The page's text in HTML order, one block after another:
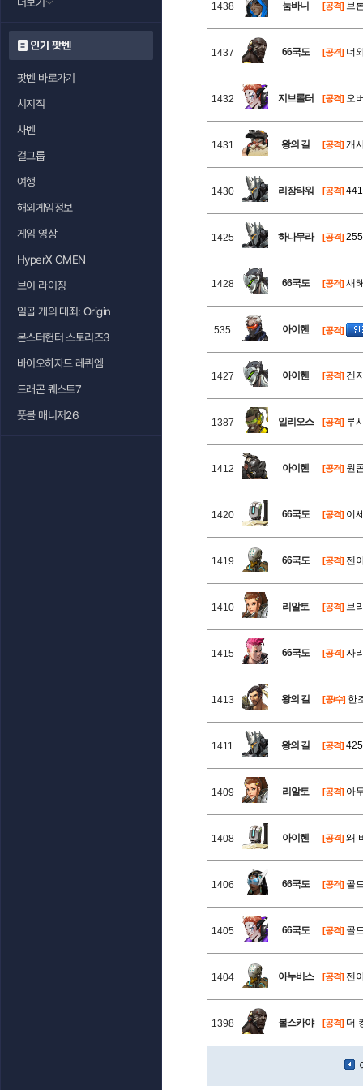
인기 팟벤
팟벤 바로가기
치지직
차벤
걸그룹
여행
해외게임정보
게임 영상
HyperX OMEN
브이 라이징
일곱 개의 대죄: Origin
몬스터헌터 스토리즈3
바이오하자드 레퀴엠
드래곤 퀘스트7
풋볼 매니저26
1438 눔바니 [공격] 브
1437 66국도 [공격] 너
1432 지브롤터 [공격] 오
1431 왕의 길 [공격] 개
1430 리장타워 [공격]
1425 하나무라 [공격]
1428 66국도 [공격] 새
535 아이헨 [공격]
1427 아이헨 [공격] 겐
1387 일리오스 [공격] 루
1412 아이헨 [공격] 원
1420 66국도 [공격] 이
1419 66국도 [공격] 젠
1410 리알토 [공격] 브
1415 66국도 [공격] 자
1413 왕의 길 [공/수] 한
1411 왕의 길 [공격]
1409 리알토 [공격] 아
1408 아이헨 [공격] 왜
1406 66국도 [공격] 골
1405 66국도 [공격] 골
1404 아누비스 [공격] 젠
1398 볼스카야 [공격] 더